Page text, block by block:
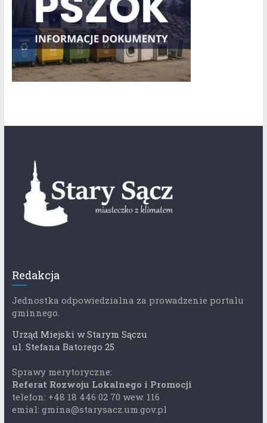
Redakcja
Jednostka odpowiedzialna za prowadzenie portalu
gminnego.
Urząd Miejski w Starym Sączu
ul. Stefana Batorego 25
Sprawy merytoryczne:
Referat Rozwoju Lokalnego i Promocji
telefon: +48 18 446 02 70 wew. 116
emial: gmina@starysacz.um.gov.pl